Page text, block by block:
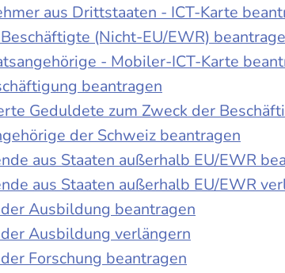
aus Drittstaaten - ICT-Karte
(Nicht-EU/EWR)
- Mobiler-ICT-Karte
beantragen
Geduldete zum Zweck der
der Schweiz beantragen
aus Staaten außerhalb EU/EWR
aus Staaten außerhalb EU/EWR
Ausbildung beantragen
Ausbildung verlängern
Forschung beantragen